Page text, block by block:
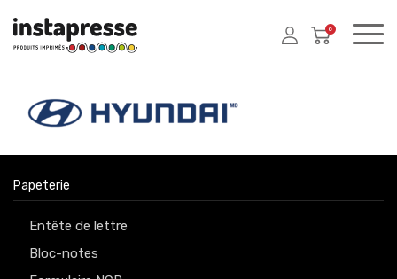
0
Papeterie
Entête de lettre
Bloc-notes